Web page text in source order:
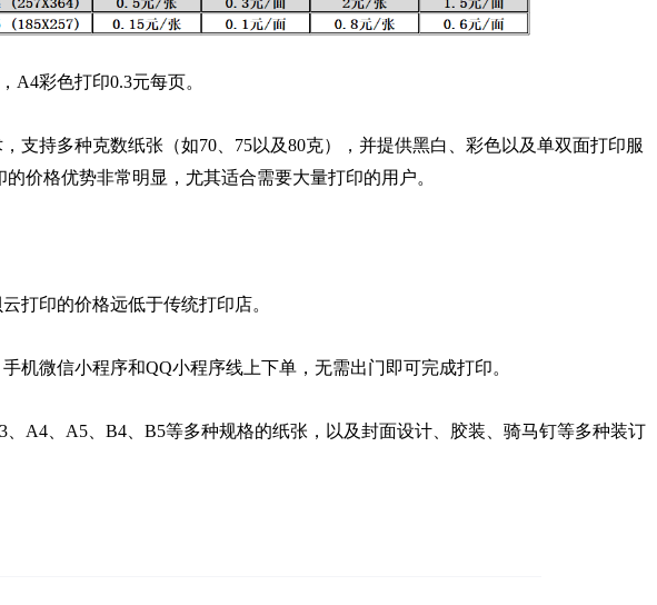
A4彩色打印0.3元每页。
支持多种克数纸张（如70、75以及80克），并提供黑白、彩色以及单双面打印服
价格优势非常明显，尤其适合需要大量打印的用户。
打印的价格远低于传统打印店。
机微信小程序和QQ小程序线上下单，无需出门即可完成打印。
A4、A5、B4、B5等多种规格的纸张，以及封面设计、胶装、骑马钉等多种装订